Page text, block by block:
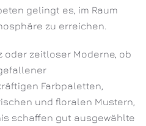
gelingt es, im Raum
zu erreichen.
oder zeitloser Moderne, ob
Farbpaletten,
und floralen Mustern,
schaffen gut ausgewählte